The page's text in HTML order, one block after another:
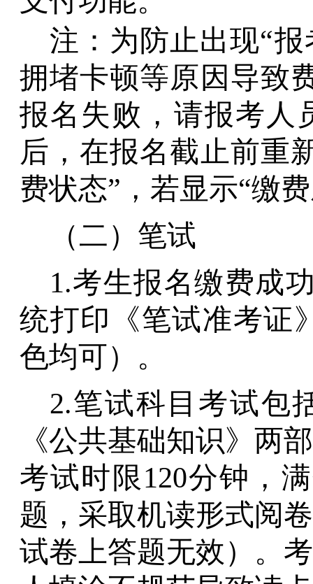
注：为防止出现“
拥堵卡顿等原因导致
报名失败，请报考人
后，在报名截止前重
费状态”，若显示“缴
（二）笔试
1.考生报名缴费成
统打印
《笔试准考证
色均可）。
2.笔试科目考试包
《公共基础知识》两
考试时限120分钟 ，
题 ， 采取机读形式阅卷
试卷上答题无效）。